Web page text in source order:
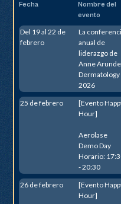
Fecha
Nombre del
evento
Del 19 al 22 de
febrero
La
anual de
liderazgo de
Anne
Dermatology
2026
25 de febrero
[Evento
Hour]
Aerolase
Demo Day
Horario:
- 20:30
26 de febrero
[Evento
Hour]